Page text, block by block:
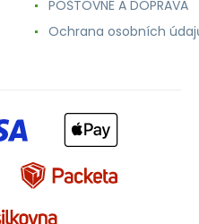
POŠTOVNÉ A DOPRAVA
Ochrana osobních